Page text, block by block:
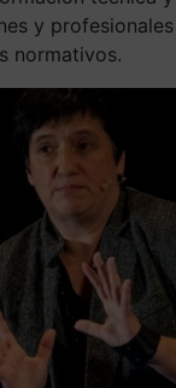
y profesionales
normativos.